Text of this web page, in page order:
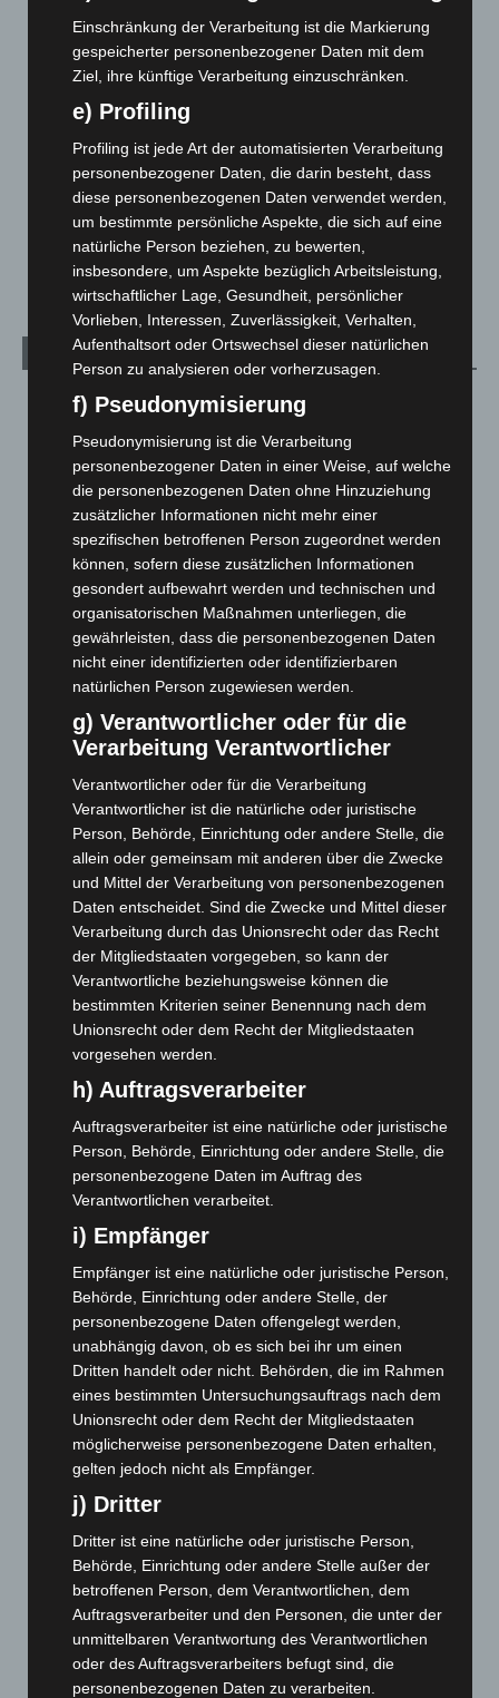
Corona-News
Hannover und Region
Leserbriefe
Menschen
Über uns
Veranstaltungen
1.888
Archiv
August 2026(14)
Juli 2026(73)
Juni 2026(139)
Mai 2026(99)
April 2026(99)
März 2026(115)
Februar 2026
(109)
Januar 2026(122)
Dezember 2025(103)
Oktober 2025(112)
August 2025(90)
Juli 2025(90)
Juni 2025(103)
Mai 2025(112)
April 2025(88)
März 2025
(111)
Februar 2025(96)
Januar 2025(88)
Dezember 2024
November 2024 (94)
Oktober 2024(93)
September 2024(112)
August 2024(107)
Juli 2024(89)
Juni 2024(107)
Mai 2024(149)
April 2024 (102)
März 2024(103)
Februar 2024(103)
Januar 2024(111)
Dezember 2023(130)
November 2023(130)
Oktober 2023 (114)
September 2023(133)
August 2023
Juli 2023(118)
Juni 2023 (142)
Einschränkung der Verarbeitung ist die Markierung
gespeicherter personenbezogener Daten mit dem
Ziel, ihre künftige Verarbeitung einzuschränken.
e) Profiling
Profiling ist jede Art der automatisierten Verarbeitung
personenbezogener Daten, die darin besteht, dass
diese personenbezogenen Daten verwendet werden,
um bestimmte persönliche Aspekte, die sich auf eine
natürliche Person beziehen, zu bewerten,
insbesondere, um Aspekte bezüglich Arbeitsleistung,
wirtschaftlicher Lage, Gesundheit, persönlicher
Vorlieben, Interessen, Zuverlässigkeit, Verhalten,
Aufenthaltsort oder Ortswechsel dieser natürlichen
Person zu analysieren oder vorherzusagen.
f) Pseudonymisierung
Pseudonymisierung ist die Verarbeitung
personenbezogener Daten in einer Weise, auf welche
die personenbezogenen Daten ohne Hinzuziehung
zusätzlicher Informationen nicht mehr einer
spezifischen betroffenen Person zugeordnet werden
können, sofern diese zusätzlichen Informationen
gesondert aufbewahrt werden und technischen und
organisatorischen Maßnahmen unterliegen, die
gewährleisten, dass die personenbezogenen Daten
nicht einer identifizierten oder identifizierbaren
natürlichen Person zugewiesen werden.
g) Verantwortlicher oder für die
Verarbeitung Verantwortlicher
Verantwortlicher oder für die Verarbeitung
Verantwortlicher ist die natürliche oder juristische
Person, Behörde, Einrichtung oder andere Stelle, die
allein oder gemeinsam mit anderen über die Zwecke
und Mittel der Verarbeitung von personenbezogenen
Daten entscheidet. Sind die Zwecke und Mittel dieser
Verarbeitung durch das Unionsrecht oder das Recht
der Mitgliedstaaten vorgegeben, so kann der
Verantwortliche beziehungsweise können die
bestimmten Kriterien seiner Benennung nach dem
Unionsrecht oder dem Recht der Mitgliedstaaten
vorgesehen werden.
h) Auftragsverarbeiter
Auftragsverarbeiter ist eine natürliche oder juristische
Person, Behörde, Einrichtung oder andere Stelle, die
personenbezogene Daten im Auftrag des
Verantwortlichen verarbeitet.
i) Empfänger
Empfänger ist eine natürliche oder juristische Person,
Behörde, Einrichtung oder andere Stelle, der
personenbezogene Daten offengelegt werden,
unabhängig davon, ob es sich bei ihr um einen
Dritten handelt oder nicht. Behörden, die im Rahmen
eines bestimmten Untersuchungsauftrags nach dem
Unionsrecht oder dem Recht der Mitgliedstaaten
möglicherweise personenbezogene Daten erhalten,
gelten jedoch nicht als Empfänger.
j) Dritter
Dritter ist eine natürliche oder juristische Person,
Behörde, Einrichtung oder andere Stelle außer der
betroffenen Person, dem Verantwortlichen, dem
Auftragsverarbeiter und den Personen, die unter der
unmittelbaren Verantwortung des Verantwortlichen
oder des Auftragsverarbeiters befugt sind, die
personenbezogenen Daten zu verarbeiten.